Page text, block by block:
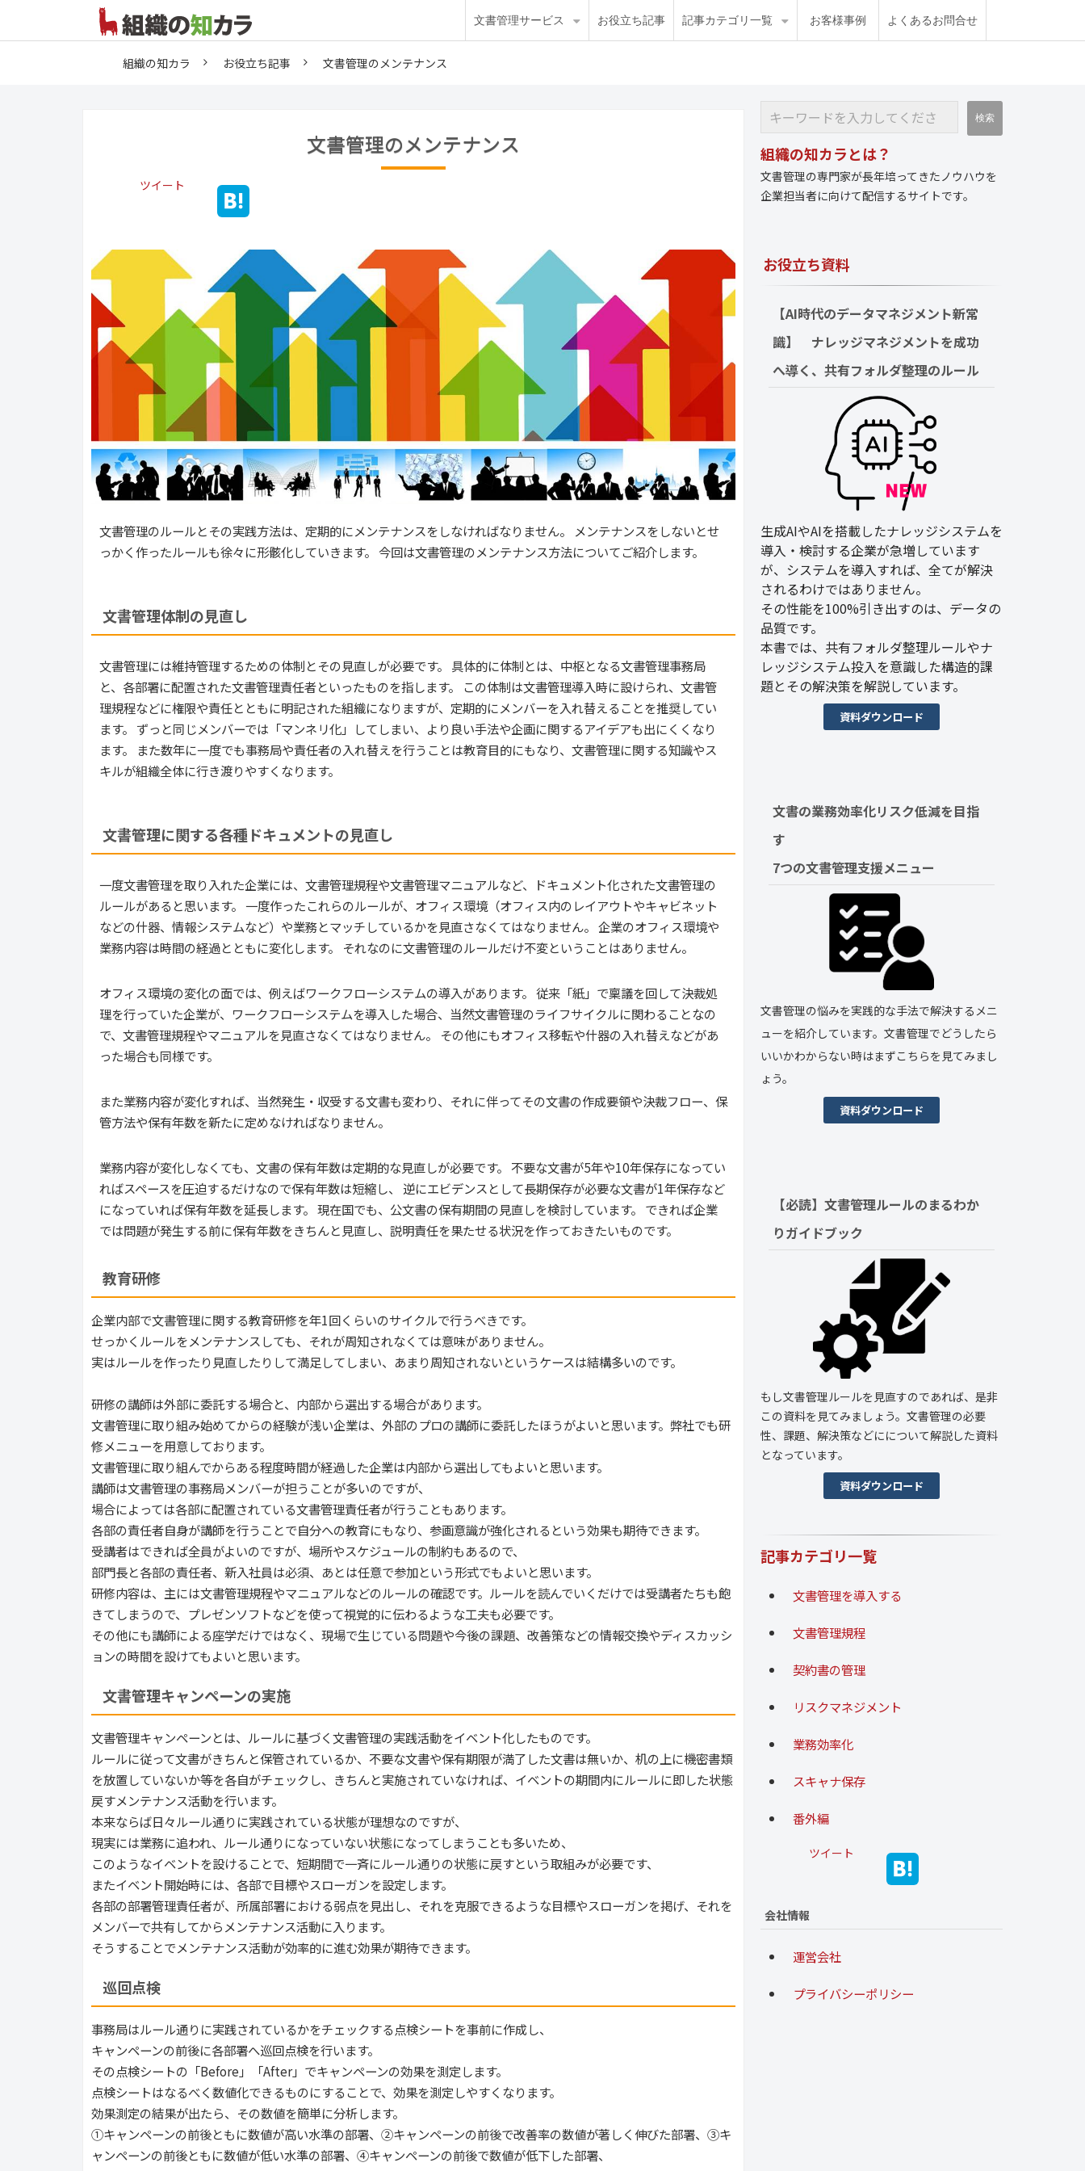
文書管理サービス お役立ち記事 記事カテゴリ一覧 お客様事例 よくあるお問合せ
組織の知カラ お役立ち記事 文書管理のメンテナンス
文書管理のメンテナンス
ツイート
文書管理のルールとその実践方法は、定期的にメンテナンスをしなければなりません。 メンテナンスをしないとせ
っかく作ったルールも徐々に形骸化していきます。 今回は文書管理のメンテナンス方法についてご紹介します。
文書管理体制の見直し
文書管理には維持管理するための体制とその見直しが必要です。 具体的に体制とは、中枢となる文書管理事務局
と、各部署に配置された文書管理責任者といったものを指します。 この体制は文書管理導入時に設けられ、文書管
理規程などに権限や責任とともに明記された組織になりますが、定期的にメンバーを入れ替えることを推奨してい
ます。 ずっと同じメンバーでは「マンネリ化」してしまい、より良い手法や企画に関するアイデアも出にくくなり
ます。 また数年に一度でも事務局や責任者の入れ替えを行うことは教育目的にもなり、文書管理に関する知識やス
キルが組織全体に行き渡りやすくなります。
文書管理に関する各種ドキュメントの見直し
一度文書管理を取り入れた企業には、文書管理規程や文書管理マニュアルなど、ドキュメント化された文書管理の
ルールがあると思います。 一度作ったこれらのルールが、オフィス環境（オフィス内のレイアウトやキャビネット
などの什器、情報システムなど）や業務とマッチしているかを見直さなくてはなりません。 企業のオフィス環境や
業務内容は時間の経過とともに変化します。 それなのに文書管理のルールだけ不変ということはありません。
オフィス環境の変化の面では、例えばワークフローシステムの導入があります。 従来「紙」で稟議を回して決裁処
理を行っていた企業が、ワークフローシステムを導入した場合、当然文書管理のライフサイクルに関わることなの
で、文書管理規程やマニュアルを見直さなくてはなりません。 その他にもオフィス移転や什器の入れ替えなどがあ
った場合も同様です。
また業務内容が変化すれば、当然発生・収受する文書も変わり、それに伴ってその文書の作成要領や決裁フロー、保
管方法や保有年数を新たに定めなければなりません。
業務内容が変化しなくても、文書の保有年数は定期的な見直しが必要です。 不要な文書が5年や10年保存になってい
ればスペースを圧迫するだけなので保有年数は短縮し、 逆にエビデンスとして長期保存が必要な文書が1年保存など
になっていれば保有年数を延長します。 現在国でも、公文書の保有期間の見直しを検討しています。 できれば企業
では問題が発生する前に保有年数をきちんと見直し、説明責任を果たせる状況を作っておきたいものです。
教育研修
企業内部で文書管理に関する教育研修を年1回くらいのサイクルで行うべきです。
せっかくルールをメンテナンスしても、それが周知されなくては意味がありません。
実はルールを作ったり見直したりして満足してしまい、あまり周知されないというケースは結構多いのです。
研修の講師は外部に委託する場合と、内部から選出する場合があります。
文書管理に取り組み始めてからの経験が浅い企業は、外部のプロの講師に委託したほうがよいと思います。弊社でも研
修メニューを用意しております。
文書管理に取り組んでからある程度時間が経過した企業は内部から選出してもよいと思います。
講師は文書管理の事務局メンバーが担うことが多いのですが、
場合によっては各部に配置されている文書管理責任者が行うこともあります。
各部の責任者自身が講師を行うことで自分への教育にもなり、参画意識が強化されるという効果も期待できます。
受講者はできれば全員がよいのですが、場所やスケジュールの制約もあるので、
部門長と各部の責任者、新入社員は必須、あとは任意で参加という形式でもよいと思います。
研修内容は、主には文書管理規程やマニュアルなどのルールの確認です。ルールを読んでいくだけでは受講者たちも飽
きてしまうので、プレゼンソフトなどを使って視覚的に伝わるような工夫も必要です。
その他にも講師による座学だけではなく、現場で生じている問題や今後の課題、改善策などの情報交換やディスカッシ
ョンの時間を設けてもよいと思います。
文書管理キャンペーンの実施
文書管理キャンペーンとは、ルールに基づく文書管理の実践活動をイベント化したものです。
ルールに従って文書がきちんと保管されているか、不要な文書や保有期限が満了した文書は無いか、机の上に機密書類
を放置していないか等を各自がチェックし、きちんと実施されていなければ、イベントの期間内にルールに即した状態
戻すメンテナンス活動を行います。
本来ならば日々ルール通りに実践されている状態が理想なのですが、
現実には業務に追われ、ルール通りになっていない状態になってしまうことも多いため、
このようなイベントを設けることで、短期間で一斉にルール通りの状態に戻すという取組みが必要です、
またイベント開始時には、各部で目標やスローガンを設定します。
各部の部署管理責任者が、所属部署における弱点を見出し、それを克服できるような目標やスローガンを掲げ、それを
メンバーで共有してからメンテナンス活動に入ります。
そうすることでメンテナンス活動が効率的に進む効果が期待できます。
巡回点検
事務局はルール通りに実践されているかをチェックする点検シートを事前に作成し、
キャンペーンの前後に各部署へ巡回点検を行います。
その点検シートの「Before」「After」でキャンペーンの効果を測定します。
点検シートはなるべく数値化できるものにすることで、効果を測定しやすくなります。
効果測定の結果が出たら、その数値を簡単に分析します。
①キャンペーンの前後ともに数値が高い水準の部署、②キャンペーンの前後で改善率の数値が著しく伸びた部署、③キ
ャンペーンの前後ともに数値が低い水準の部署、④キャンペーンの前後で数値が低下した部署、
組織の知カラとは？
文書管理の専門家が長年培ってきたノウハウを
企業担当者に向けて配信するサイトです。
お役立ち資料
【AI時代のデータマネジメント新常
識】　ナレッジマネジメントを成功
へ導く、共有フォルダ整理のルール
生成AIやAIを搭載したナレッジシステムを
導入・検討する企業が急増しています
が、システムを導入すれば、全てが解決
されるわけではありません。
その性能を100%引き出すのは、データの
品質です。
本書では、共有フォルダ整理ルールやナ
レッジシステム投入を意識した構造的課
題とその解決策を解説しています。
資料ダウンロード
文書の業務効率化リスク低減を目指
す
7つの文書管理支援メニュー
文書管理の悩みを実践的な手法で解決するメニ
ューを紹介しています。文書管理でどうしたら
いいかわからない時はまずこちらを見てみまし
ょう。
資料ダウンロード
【必読】文書管理ルールのまるわか
りガイドブック
もし文書管理ルールを見直すのであれば、是非
この資料を見てみましょう。文書管理の必要
性、課題、解決策などにについて解説した資料
となっています。
資料ダウンロード
記事カテゴリ一覧
文書管理を導入する
文書管理規程
契約書の管理
リスクマネジメント
業務効率化
スキャナ保存
番外編
ツイート
会社情報
運営会社
プライバシーポリシー